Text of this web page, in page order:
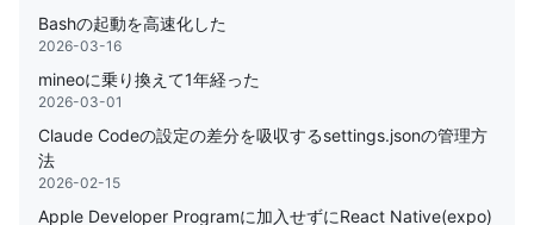
Bashの起動を高速化した
2026-03-16
mineoに乗り換えて1年経った
2026-03-01
Claude Codeの設定の差分を吸収するsettings.jsonの管理方
法
2026-02-15
Apple Developer Programに加入せずにReact Native(expo)